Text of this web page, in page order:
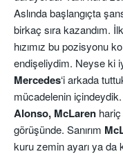
Aslında başlangıçta
birkaç sıra kazandım.
hızımız bu pozisyonu
endişeliydim. Neyse ki
Mercedes‘i arkada
mücadelenin
Alonso, McLaren
görüşünde. Sanırım
kuru zemin ayarı ya da